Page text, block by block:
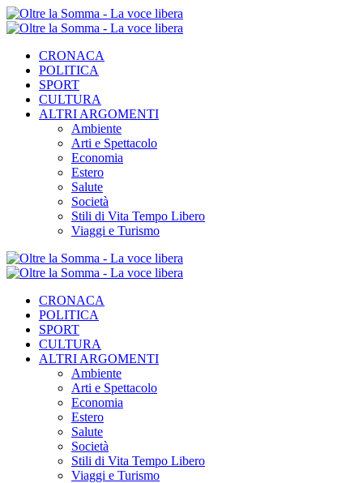
CRONACA
POLITICA
SPORT
CULTURA
ALTRI ARGOMENTI
Ambiente
Arti e Spettacolo
Economia
Estero
Salute
Società
Stili di Vita Tempo Libero
Viaggi e Turismo
CRONACA
POLITICA
SPORT
CULTURA
ALTRI ARGOMENTI
Ambiente
Arti e Spettacolo
Economia
Estero
Salute
Società
Stili di Vita Tempo Libero
Viaggi e Turismo